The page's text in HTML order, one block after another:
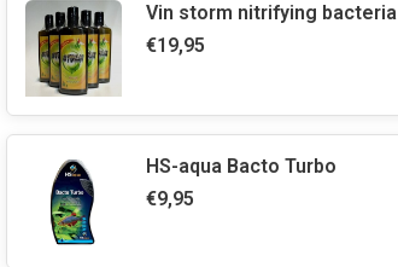
Vin storm nitrifying bacteria
€19,95
HS-aqua Bacto Turbo
€9,95